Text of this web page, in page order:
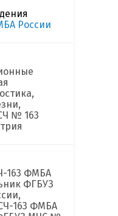
России
№ 163
163 ФМБА
ФГБУЗ
163 ФМБА